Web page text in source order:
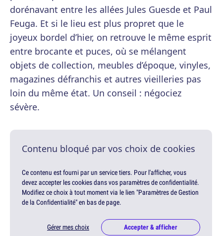
dorénavant entre les allées Jules Guesde et Paul
Feuga. Et si le lieu est plus propret que le
joyeux bordel d’hier, on retrouve le même esprit
entre brocante et puces, où se mélangent
objets de collection, meubles d’époque, vinyles,
magazines défranchis et autres vieilleries pas
loin du même état. Un conseil : négociez
sévère.
Contenu bloqué par vos choix de cookies
Ce contenu est fourni par un service tiers. Pour l'afficher, vous
devez accepter les cookies dans vos paramètres de confidentialité.
Modifiez ce choix à tout moment via le lien "Paramètres de Gestion
de la Confidentialité" en bas de page.
Gérer mes choix Accepter & afficher